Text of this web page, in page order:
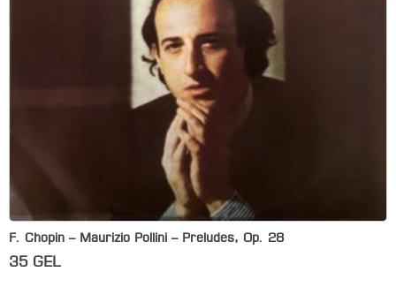
F. Chopin – Maurizio Pollini – Preludes, Op. 28
35 GEL